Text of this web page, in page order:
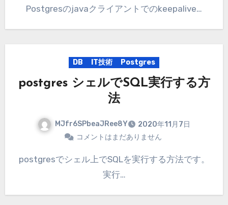
Postgresのjavaクライアントでのkeepalive…
DB IT技術 Postgres
postgres シェルでSQL実行する方
法
MJfr6SPbeaJRee8Y
2020年11月7日
コメントはまだありません
postgresでシェル上でSQLを実行する方法です。
実行…